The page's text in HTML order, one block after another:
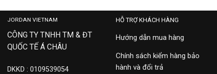
JORDAN VIETNAM
CÔNG TY TNHH TM & ĐT
QUỐC TẾ Á CHÂU
DKKD : 0109539054
HỖ TRỢ KHÁCH HÀNG
Hướng dẫn mua hàng
Chính sách kiểm hàng bảo
hành và đổi trả